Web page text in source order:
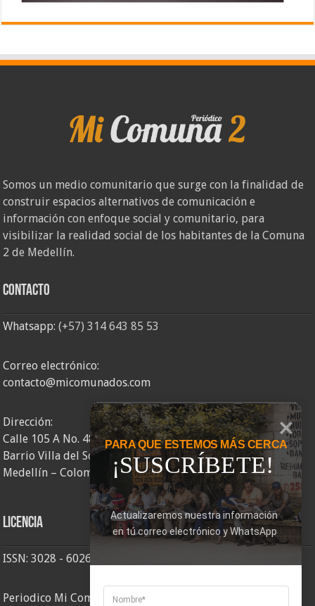
Somos un medio comunitario que surge con la finalidad de
construir espacios alternativos de comunicación e
información con enfoque social y comunitario, para
visibilizar la realidad social de los habitantes de la Comuna
2 de Medellín.
Contacto
Whatsapp:(+57) 314 643 85 53
Correo electrónico:
contacto@micomunados.com
Dirección:
Calle 105 A No. 48AA – 58
Barrio Villa del Socorro
Medellín – Colombia
Licencia
ISSN: 3028 - 6026
Periodico Mi Comuna 2, elaborado por Corporación Mi
PARA QUE ESTEMOS MÁS CERCA
¡SUSCRÍBETE!
Actualizaremos nuestra información
en tú correo electrónico y WhatsApp